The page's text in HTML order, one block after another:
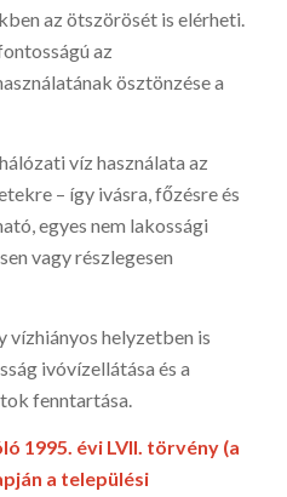
az ötszörösét is elérheti.
az
ösztönzése a
víz használata az
– így ivásra, főzésre és
egyes nem lakossági
vagy részlegesen
vízhiányos helyzetben is
ivóvízellátása és a
fenntartása.
1995. évi LVII. törvény (a
a települési